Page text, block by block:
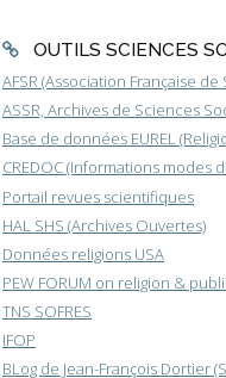
OUTILS SCIENCES
AFSR (Association Française
ASSR, Archives de Sciences
Base de données EUREL
CREDOC (Informations modes
Portail revues scientifiques
HAL SHS (Archives Ouvertes)
Données religions USA
PEW FORUM on religion &
TNS SOFRES
IFOP
BLog de Jean-François Dortier